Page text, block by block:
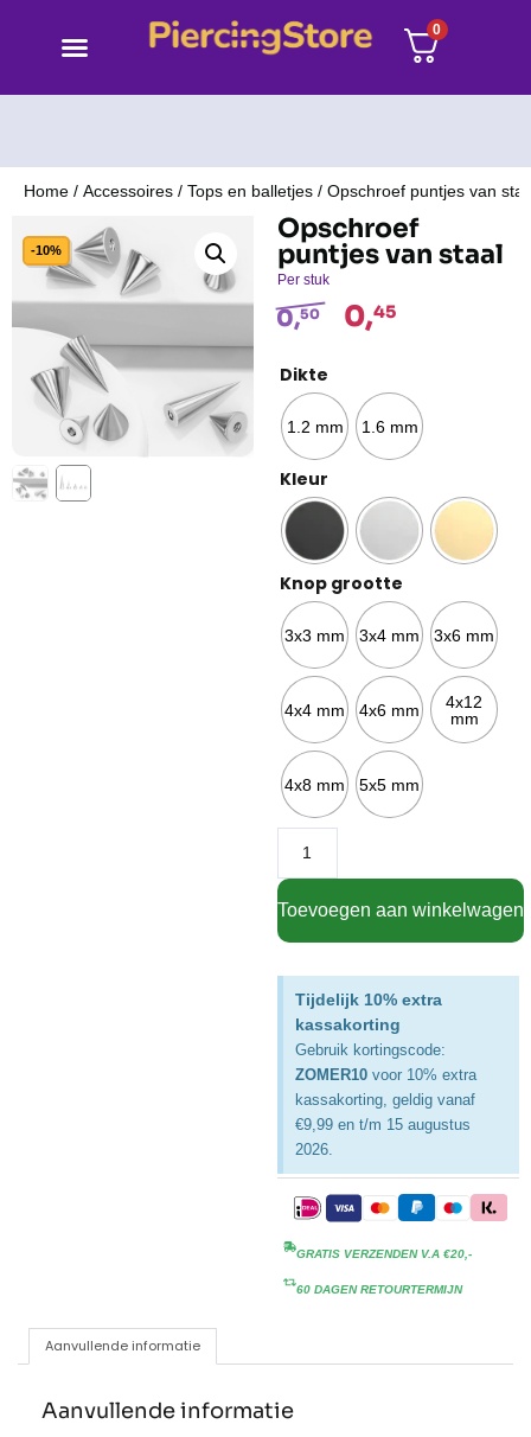
0
Home / Accessoires / Tops en balletjes / Opschroef puntjes van
-10%
Opschroef
puntjes van staal
Per stuk
0,50 0,45
Dikte
1.2 mm 1.6 mm
Kleur
Knop grootte
3x3 mm 3x4 mm 3x6 mm
4x4 mm 4x6 mm
4x12
mm
4x8 mm 5x5 mm
Toevoegen aan winkelwagen
Tijdelijk 10% extra
kassakorting
Gebruik kortingscode:
ZOMER10 voor 10% extra
kassakorting, geldig vanaf
€9,99 en t/m 15 augustus
2026.
GRATIS VERZENDEN V.A €20,-
60 DAGEN RETOURTERMIJN
Aanvullende informatie
Aanvullende informatie